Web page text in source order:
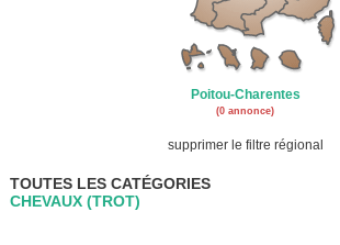
Poitou-Charentes
(0 annonce)
supprimer le filtre régional
TOUTES LES CATÉGORIES
CHEVAUX (TROT)